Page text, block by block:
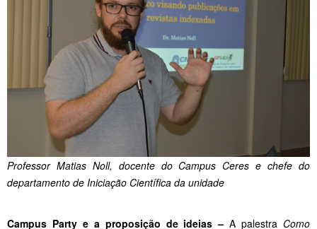
Professor Matias Noll, docente do Campus Ceres e chefe do
departamento de Iniciação Científica da unidade
Campus Party e a proposição de ideias – A palestra Como